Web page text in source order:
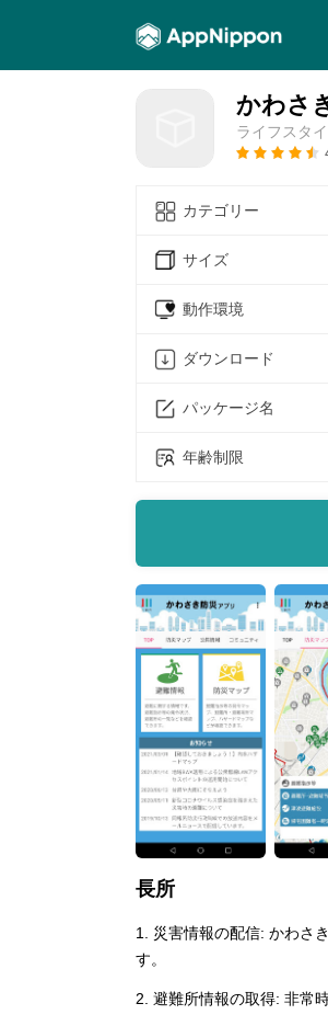
かわさ
ライフスタ
カテゴリー
サイズ
動作環境
ダウンロード
パッケージ名
年齢制限
長所
1. 災害情報の配信: かわさ
す。
2. 避難所情報の取得: 非常